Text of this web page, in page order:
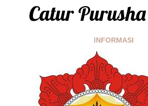
Catur
INFORMASI